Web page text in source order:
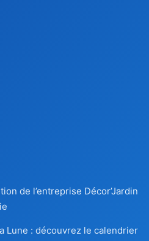
de l’entreprise Décor’Jardin
Lune : découvrez le calendrier